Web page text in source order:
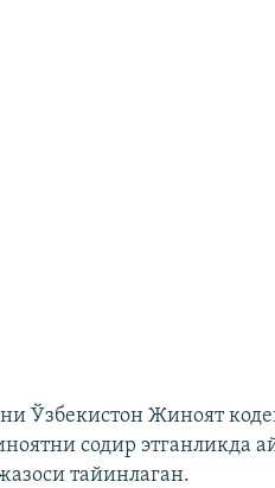
Ўзбекистон Жиноят
содир этганликда
тайинлаган.